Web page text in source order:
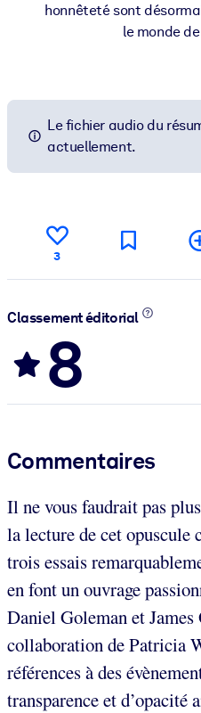
honnêteté sont
le monde
Le fichier audio du
actuellement.
3
Classement éditorial
8
Commentaires
Il ne vous faudrait pas
la lecture de cet opuscule
trois essais
en font un ouvrage
Daniel Goleman et James
collaboration de Patricia
références à des
transparence et d’opacité